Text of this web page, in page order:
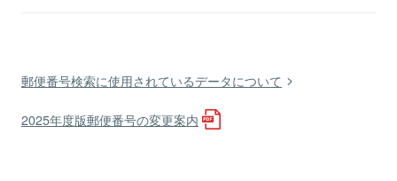
郵便番号検索に使用されているデータについて
2025年度版郵便番号の変更案内